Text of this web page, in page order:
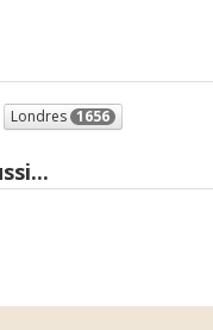
Londres 1656